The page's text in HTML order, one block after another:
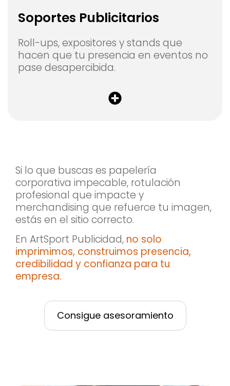
Soportes Publicitarios
Roll-ups, expositores y stands que
hacen que tu presencia en eventos no
pase desapercibida.
Si lo que buscas es papelería
corporativa impecable, rotulación
profesional que impacte y
merchandising que refuerce tu imagen,
estás en el sitio correcto.
En ArtSport Publicidad, no solo
imprimimos, construimos presencia,
credibilidad y confianza para tu
empresa.
Consigue asesoramiento